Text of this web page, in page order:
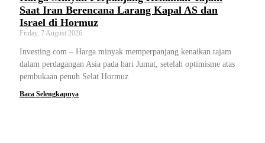
Saat Iran Berencana Larang Kapal AS dan
Israel di Hormuz
Friday, 7 August 2026
Investing.com – Harga minyak memperpanjang kenaikan tajam
dalam perdagangan Asia pada hari Jumat, setelah optimisme atas
pembukaan penuh Selat Hormuz
Baca Selengkapnya